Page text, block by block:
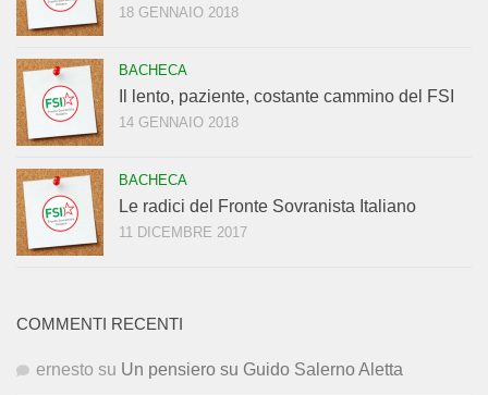
18 GENNAIO 2018
BACHECA
Il lento, paziente, costante cammino del FSI
14 GENNAIO 2018
BACHECA
Le radici del Fronte Sovranista Italiano
11 DICEMBRE 2017
COMMENTI RECENTI
ernesto su Un pensiero su Guido Salerno Aletta